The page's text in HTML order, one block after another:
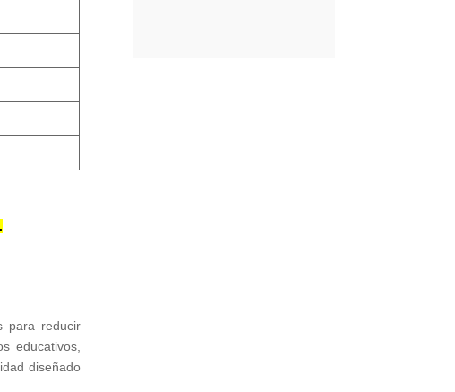
para reducir
educativos,
diseñado